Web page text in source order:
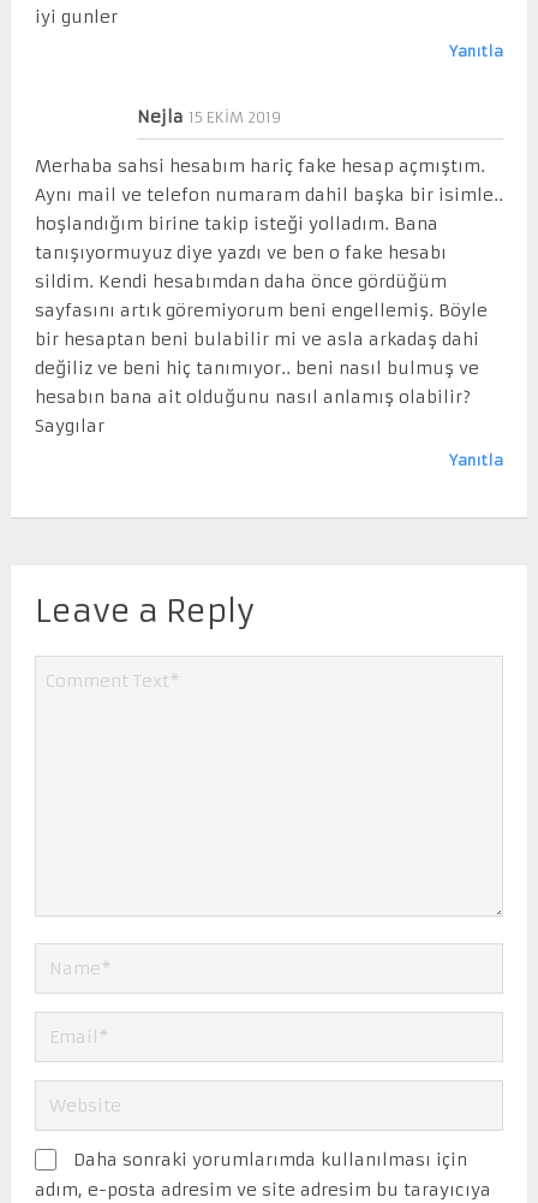
iyi gunler
Yanıtla
Nejla 15 EKIM 2019
Merhaba sahsi hesabım hariç fake hesap açmıştım.
Aynı mail ve telefon numaram dahil başka bir isimle..
hoşlandığım birine takip isteği yolladım. Bana
tanışıyormuyuz diye yazdı ve ben o fake hesabı
sildim. Kendi hesabımdan daha önce gördüğüm
sayfasını artık göremiyorum beni engellemiş. Böyle
bir hesaptan beni bulabilir mi ve asla arkadaş dahi
değiliz ve beni hiç tanımıyor.. beni nasıl bulmuş ve
hesabın bana ait olduğunu nasıl anlamış olabilir?
Saygılar
Yanıtla
Leave a Reply
Daha sonraki yorumlarımda kullanılması için
adım, e-posta adresim ve site adresim bu tarayıcıya